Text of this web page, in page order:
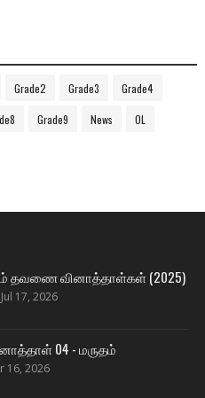
Grade2 Grade3 Grade4
Grade9 News OL
தவணை வினாத்தாள்கள் (2025)
Jul 17, 2026
04 - மருதம்
16, 2026